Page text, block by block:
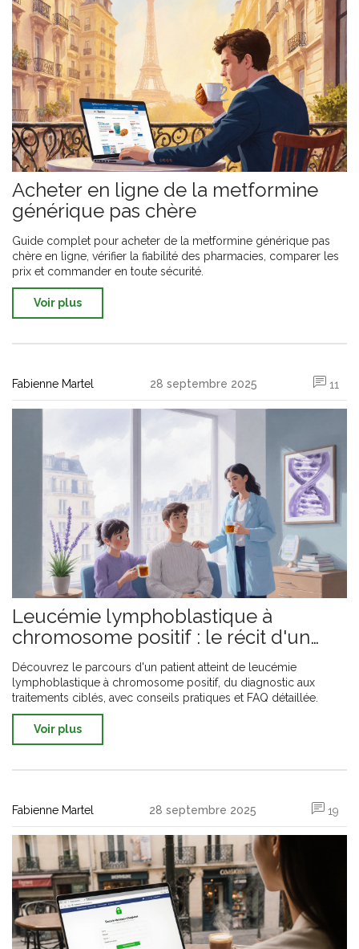
Acheter en ligne de la metformine
générique pas chère
Guide complet pour acheter de la metformine générique pas
chère en ligne, vérifier la fiabilité des pharmacies, comparer les
prix et commander en toute sécurité.
Voir plus
Fabienne Martel 28 septembre 2025 11
Leucémie lymphoblastique à
chromosome positif : le récit d'un
patient
Découvrez le parcours d'un patient atteint de leucémie
lymphoblastique à chromosome positif, du diagnostic aux
traitements ciblés, avec conseils pratiques et FAQ détaillée.
Voir plus
Fabienne Martel 28 septembre 2025 19